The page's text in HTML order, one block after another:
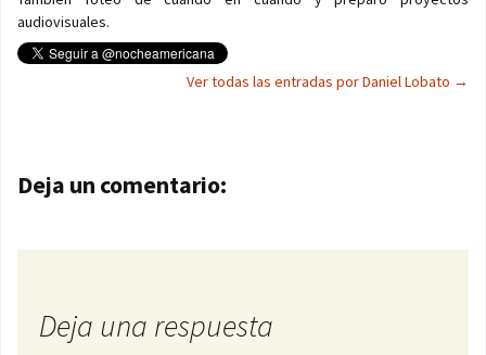
audiovisuales.
Ver todas las entradas por Daniel Lobato →
Navegación de entradas
Deja un comentario:
Deja una respuesta